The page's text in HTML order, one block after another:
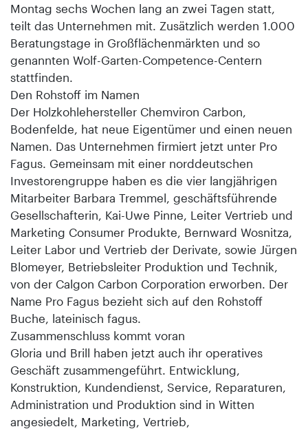
Montag sechs Wochen lang an zwei Tagen statt,
teilt das Unternehmen mit. Zusätzlich werden 1.000
Beratungstage in Großflächenmärkten und so
genannten Wolf-Garten-Competence-Centern
stattfinden.
Den Rohstoff im Namen
Der Holzkohlehersteller Chemviron Carbon,
Bodenfelde, hat neue Eigentümer und einen neuen
Namen. Das Unternehmen firmiert jetzt unter Pro
Fagus. Gemeinsam mit einer norddeutschen
Investorengruppe haben es die vier langjährigen
Mitarbeiter Barbara Tremmel, geschäftsführende
Gesellschafterin, Kai-Uwe Pinne, Leiter Vertrieb und
Marketing Consumer Produkte, Bernward Wosnitza,
Leiter Labor und Vertrieb der Derivate, sowie Jürgen
Blomeyer, Betriebsleiter Produktion und Technik,
von der Calgon Carbon Corporation erworben. Der
Name Pro Fagus bezieht sich auf den Rohstoff
Buche, lateinisch fagus.
Zusammenschluss kommt voran
Gloria und Brill haben jetzt auch ihr operatives
Geschäft zusammengeführt. Entwicklung,
Konstruktion, Kundendienst, Service, Reparaturen,
Administration und Produktion sind in Witten
angesiedelt, Marketing, Vertrieb,